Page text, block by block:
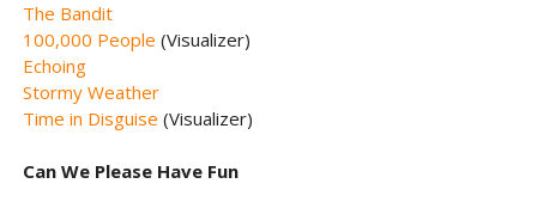
The Bandit
100,000 People (Visualizer)
Echoing
Stormy Weather
Time in Disguise (Visualizer)
Can We Please Have Fun